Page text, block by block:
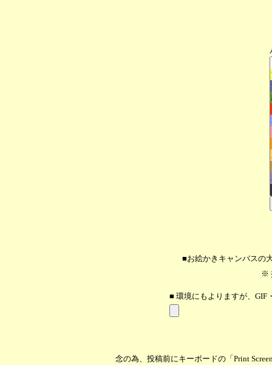
■お絵かきキャンバスの
※
■ 環境にもよりますが、GIF
念の為、投稿前にキーボードの「Print